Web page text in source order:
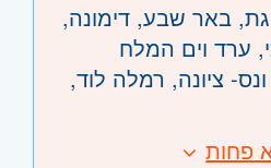
באר שבע, דימונה,
ערד וים המלח
ונס- ציונה, רמלה לוד,
פחות